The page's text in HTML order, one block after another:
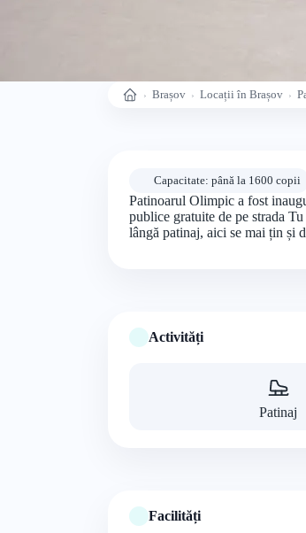
Acasă Brașov Locații în Brașov
Capacitate: până la 1600 copii
Patinoarul Olimpic a fost
publice gratuite de pe strada
lângă patinaj, aici se mai țin și
Activități
Patinaj
Facilități